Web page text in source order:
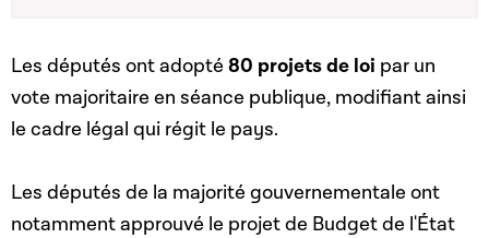
Les députés ont adopté 80 projets de loi par un
vote majoritaire en séance publique, modifiant ainsi
le cadre légal qui régit le pays.
Les députés de la majorité gouvernementale ont
notamment approuvé le projet de Budget de l'État